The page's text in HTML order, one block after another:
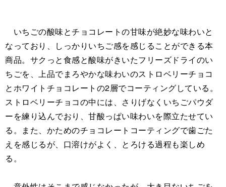
いちごの酸味とチョコレートの甘味が絶妙な味わいと
なっており、しっかりいちご感を感じることができる本
商品。サクっと食感と酸味がきいたフリーズドライのい
ちごを、上品でまろやかな味わいのストロベリーチョコ
とホワイトチョコレートの2層でコーティングしている。
ストロベリーチョコの中には、さりげなくいちごパウダ
ーを練り込んでおり、甘酸っぱい味わいを際立たせてい
る。また、かためのチョコレートコーティングで歯ごた
えを感じるが、口溶けがよく、とろける過程も楽しめ
る。